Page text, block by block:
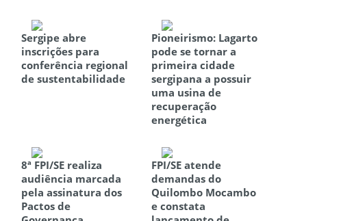
Sergipe abre
inscrições para
conferência regional
de sustentabilidade
Pioneirismo: Lagarto
pode se tornar a
primeira cidade
sergipana a possuir
uma usina de
recuperação
energética
8ª FPI/SE realiza
audiência marcada
pela assinatura dos
Pactos de
FPI/SE atende
demandas do
Quilombo Mocambo
e constata